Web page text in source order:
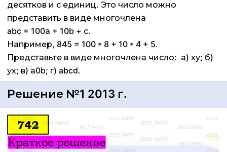
десятков и с единиц. Это число можно
представить в виде многочлена
abc = 100а + 10b + с.
Например, 845 = 100 * 8 + 10 * 4 + 5.
Представьте в виде многочлена число: а) ху; б)
ух; в) а0b; г) abcd.
Решение №1 2013 г.